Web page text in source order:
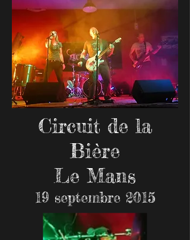
Circuit de la
Bière
Le Mans
19 septembre 2015